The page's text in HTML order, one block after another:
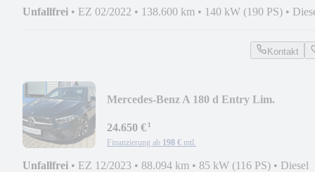
Unfallfrei • EZ 02/2022 • 138.600 km • 140 kW (190 PS) •
Kontakt
Mercedes-Benz A 180 d Entry Lim.
24.650 €¹
Finanzierung ab 198 € mtl.
Unfallfrei • EZ 12/2023 • 88.094 km • 85 kW (116 PS) • Diesel